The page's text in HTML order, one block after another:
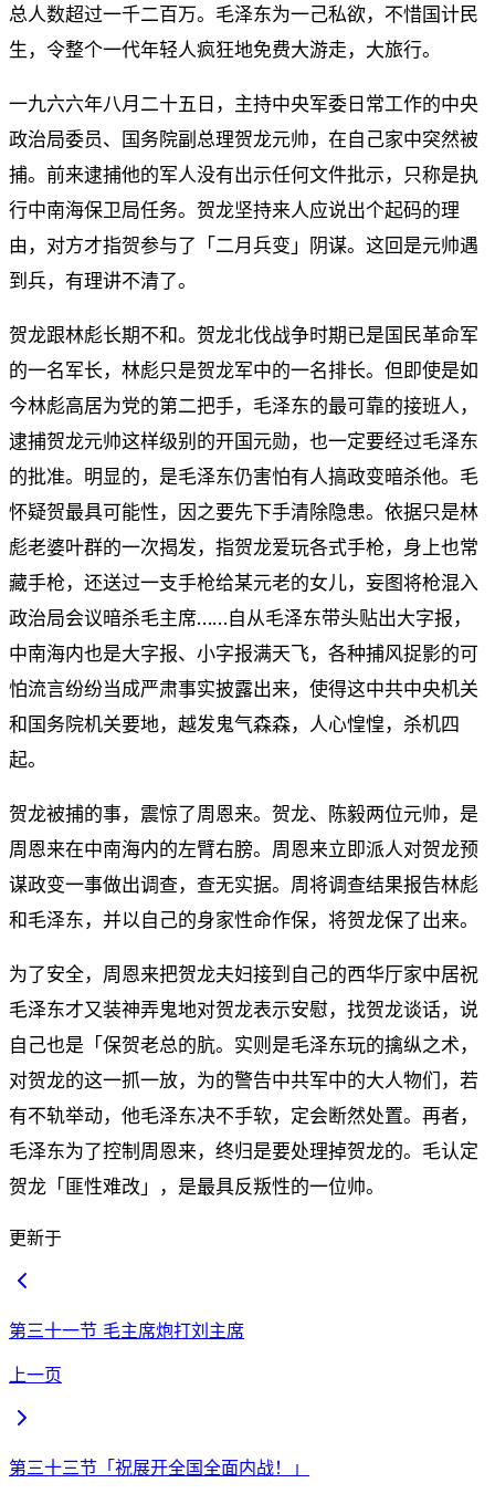
总人数超过一千二百万。毛泽东为一己私欲，不惜国计民
生，令整个一代年轻人疯狂地免费大游走，大旅行。
一九六六年八月二十五日，主持中央军委日常工作的中央
政治局委员、国务院副总理贺龙元帅，在自己家中突然被
捕。前来逮捕他的军人没有出示任何文件批示，只称是执
行中南海保卫局任务。贺龙坚持来人应说出个起码的理
由，对方才指贺参与了「二月兵变」阴谋。这回是元帅遇
到兵，有理讲不清了。
贺龙跟林彪长期不和。贺龙北伐战争时期已是国民革命军
的一名军长，林彪只是贺龙军中的一名排长。但即使是如
今林彪高居为党的第二把手，毛泽东的最可靠的接班人，
逮捕贺龙元帅这样级别的开国元勋，也一定要经过毛泽东
的批准。明显的，是毛泽东仍害怕有人搞政变暗杀他。毛
怀疑贺最具可能性，因之要先下手清除隐患。依据只是林
彪老婆叶群的一次揭发，指贺龙爱玩各式手枪，身上也常
藏手枪，还送过一支手枪给某元老的女儿，妄图将枪混入
政治局会议暗杀毛主席……自从毛泽东带头贴出大字报，
中南海内也是大字报、小字报满天飞，各种捕风捉影的可
怕流言纷纷当成严肃事实披露出来，使得这中共中央机关
和国务院机关要地，越发鬼气森森，人心惶惶，杀机四
起。
贺龙被捕的事，震惊了周恩来。贺龙、陈毅两位元帅，是
周恩来在中南海内的左臂右膀。周恩来立即派人对贺龙预
谋政变一事做出调查，查无实据。周将调查结果报告林彪
和毛泽东，并以自己的身家性命作保，将贺龙保了出来。
为了安全，周恩来把贺龙夫妇接到自己的西华厅家中居祝
毛泽东才又装神弄鬼地对贺龙表示安慰，找贺龙谈话，说
自己也是「保贺老总的肮。实则是毛泽东玩的擒纵之术，
对贺龙的这一抓一放，为的警告中共军中的大人物们，若
有不轨举动，他毛泽东决不手软，定会断然处置。再者，
毛泽东为了控制周恩来，终归是要处理掉贺龙的。毛认定
贺龙「匪性难改」，是最具反叛性的一位帅。
更新于
第三十一节 毛主席炮打刘主席
上一页
第三十三节「祝展开全国全面内战！」